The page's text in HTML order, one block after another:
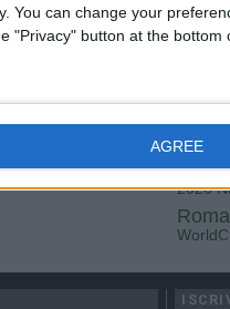
You can change your
"Privacy" button at the bottom
AGREE
2026
Roma